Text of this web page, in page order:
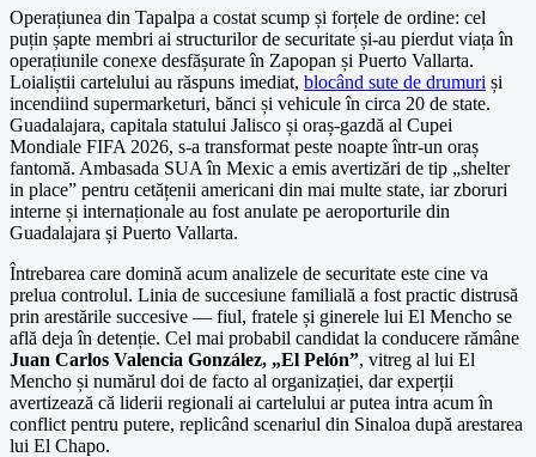
Operațiunea din Tapalpa a costat scump și forțele de ordine: cel
puțin șapte membri ai structurilor de securitate și-au pierdut viața în
operațiunile conexe desfășurate în Zapopan și Puerto Vallarta.
Loialiștii cartelului au răspuns imediat, blocând sute de drumuri și
incendiind supermarketuri, bănci și vehicule în circa 20 de state.
Guadalajara, capitala statului Jalisco și oraș-gazdă al Cupei
Mondiale FIFA 2026, s-a transformat peste noapte într-un oraș
fantomă. Ambasada SUA în Mexic a emis avertizări de tip „shelter
in place” pentru cetățenii americani din mai multe state, iar zboruri
interne și internaționale au fost anulate pe aeroporturile din
Guadalajara și Puerto Vallarta.
Întrebarea care domină acum analizele de securitate este cine va
prelua controlul. Linia de succesiune familială a fost practic distrusă
prin arestările succesive — fiul, fratele și ginerele lui El Mencho se
află deja în detenție. Cel mai probabil candidat la conducere rămâne
Juan Carlos Valencia González, „El Pelón”, vitreg al lui El
Mencho și numărul doi de facto al organizației, dar experții
avertizează că liderii regionali ai cartelului ar putea intra acum în
conflict pentru putere, replicând scenariul din Sinaloa după arestarea
lui El Chapo.